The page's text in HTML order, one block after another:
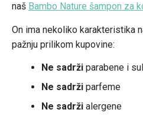
naš Bambo Nature šampon za
On ima nekoliko karakteristika
pažnju prilikom kupovine:
Ne sadrži parabene i
Ne sadrži parfeme
Ne sadrži alergene